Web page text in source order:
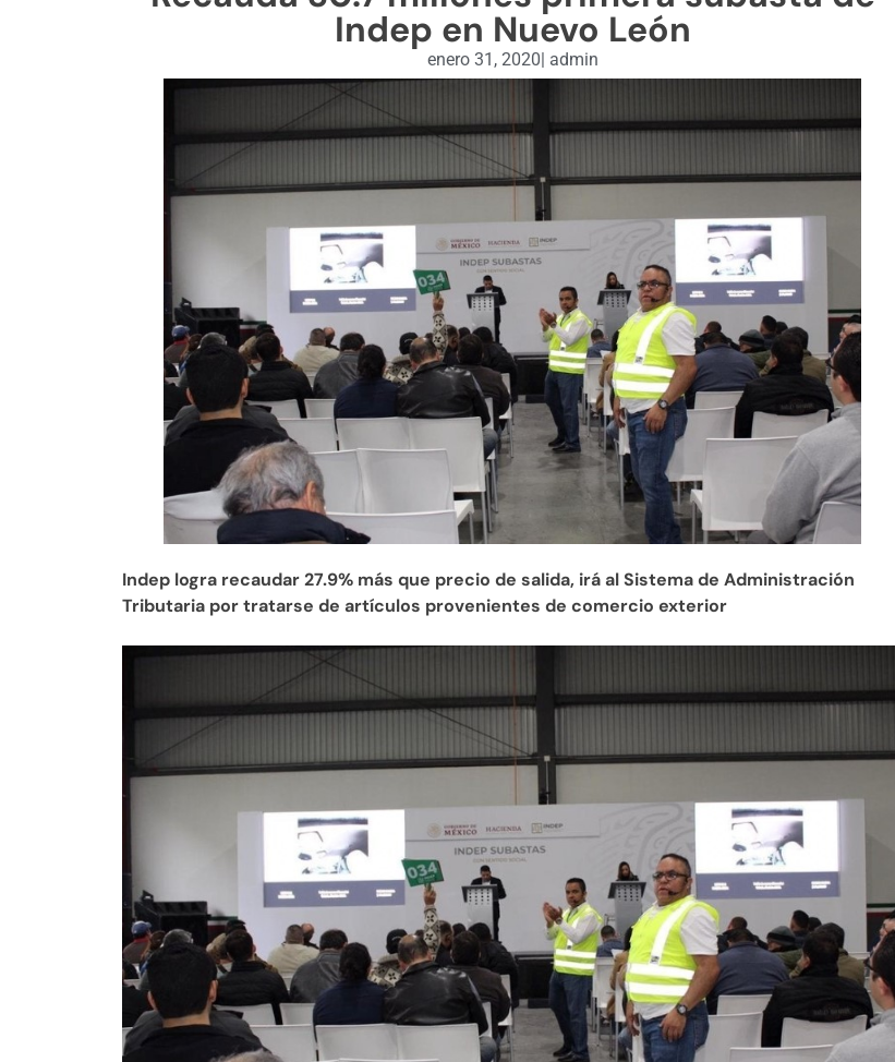
Indep en Nuevo León
enero 31, 2020 admin
Indep logra recaudar 27.9% más que precio de salida, irá al Sistema de Administración
Tributaria por tratarse de artículos provenientes de comercio exterior